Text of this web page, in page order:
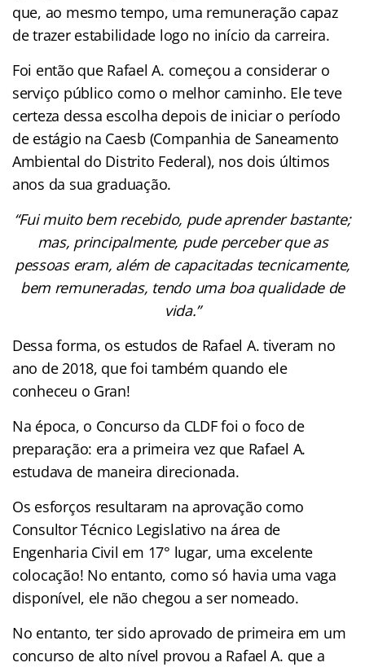
que, ao mesmo tempo, uma remuneração capaz
de trazer estabilidade logo no início da carreira.
Foi então que Rafael A. começou a considerar o
serviço público como o melhor caminho. Ele teve
certeza dessa escolha depois de iniciar o período
de estágio na Caesb (Companhia de Saneamento
Ambiental do Distrito Federal), nos dois últimos
anos da sua graduação.
“Fui muito bem recebido, pude aprender bastante;
mas, principalmente, pude perceber que as
pessoas eram, além de capacitadas tecnicamente,
bem remuneradas, tendo uma boa qualidade de
vida.”
Dessa forma, os estudos de Rafael A. tiveram no
ano de 2018, que foi também quando ele
conheceu o Gran!
Na época, o Concurso da CLDF foi o foco de
preparação: era a primeira vez que Rafael A.
estudava de maneira direcionada.
Os esforços resultaram na aprovação como
Consultor Técnico Legislativo na área de
Engenharia Civil em 17° lugar, uma excelente
colocação! No entanto, como só havia uma vaga
disponível, ele não chegou a ser nomeado.
No entanto, ter sido aprovado de primeira em um
concurso de alto nível provou a Rafael A. que a